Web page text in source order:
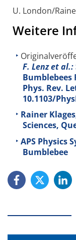
U. London/
Weitere
F. Lenz et al.:
Bumblebees
Phys. Rev.
10.1103/
Rainer
Sciences,
APS Physics
Bumblebee